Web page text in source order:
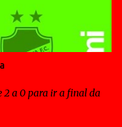
2 a 0 para ir a final da